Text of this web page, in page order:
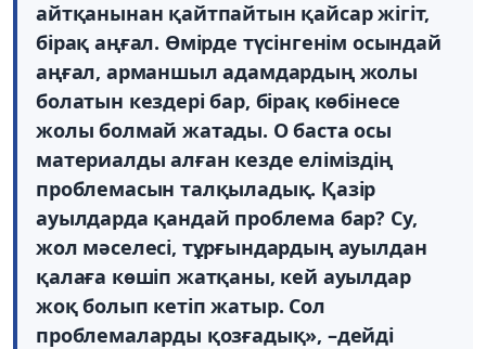
айтқанынан қайтпайтын қайсар жігіт,
бірақ аңғал. Өмірде түсінгенім осындай
аңғал, арманшыл адамдардың жолы
болатын кездері бар, бірақ көбінесе
жолы болмай жатады. О баста осы
материалды алған кезде еліміздің
проблемасын талқыладық. Қазір
ауылдарда қандай проблема бар? Су,
жол мәселесі, тұрғындардың ауылдан
қалаға көшіп жатқаны, кей ауылдар
жоқ болып кетіп жатыр. Сол
проблемаларды қозғадық», –дейді